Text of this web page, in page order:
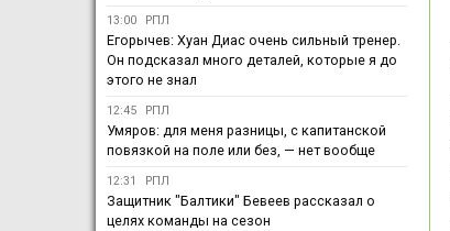
13:00 РПЛ
Егорычев: Хуан Диас очень сильный тренер.
Он подсказал много деталей, которые я до
этого не знал
12:45 РПЛ
Умяров: для меня разницы, с капитанской
повязкой на поле или без, — нет вообще
12:31 РПЛ
Защитник "Балтики" Бевеев рассказал о
целях команды на сезон